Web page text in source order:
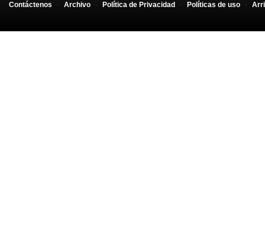
Contáctenos - Archivo - Política de Privacidad - Políticas de uso -